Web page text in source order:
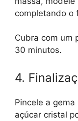
completando o
Cubra com um
30 minutos.
4.
Pincele a
açúcar cristal